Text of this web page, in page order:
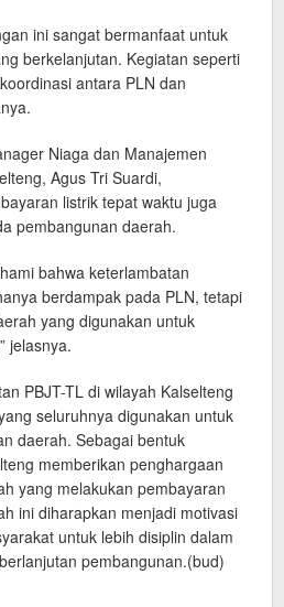
ini sangat bermanfaat untuk
berkelanjutan. Kegiatan seperti
antara PLN dan
Niaga dan Manajemen
Agus Tri Suardi,
listrik tepat waktu juga
pembangunan daerah.
bahwa keterlambatan
berdampak pada PLN, tetapi
yang digunakan untuk
jelasnya.
PBJT-TL di wilayah Kalselteng
seluruhnya digunakan untuk
daerah. Sebagai bentuk
memberikan penghargaan
yang melakukan pembayaran
ini diharapkan menjadi motivasi
untuk lebih disiplin dalam
pembangunan.(bud)